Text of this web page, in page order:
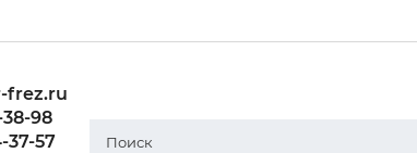
frez.ru
98
37-57